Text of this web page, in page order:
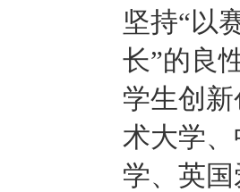
坚持“以
长”的良
学生创
术大学
学、英